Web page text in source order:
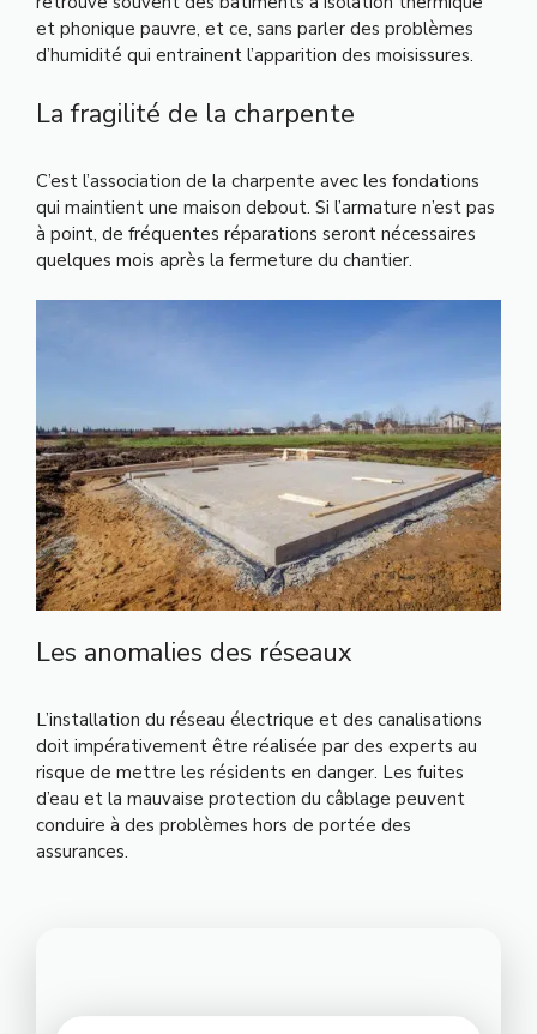
et phonique pauvre, et ce, sans parler des problèmes
d’humidité qui entrainent l’apparition des moisissures.
La fragilité de la charpente
C’est l’association de la charpente avec les fondations
qui maintient une maison debout. Si l’armature n’est pas
à point, de fréquentes réparations seront nécessaires
quelques mois après la fermeture du chantier.
Les anomalies des réseaux
L’installation du réseau électrique et des canalisations
doit impérativement être réalisée par des experts au
risque de mettre les résidents en danger. Les fuites
d’eau et la mauvaise protection du câblage peuvent
conduire à des problèmes hors de portée des
assurances.